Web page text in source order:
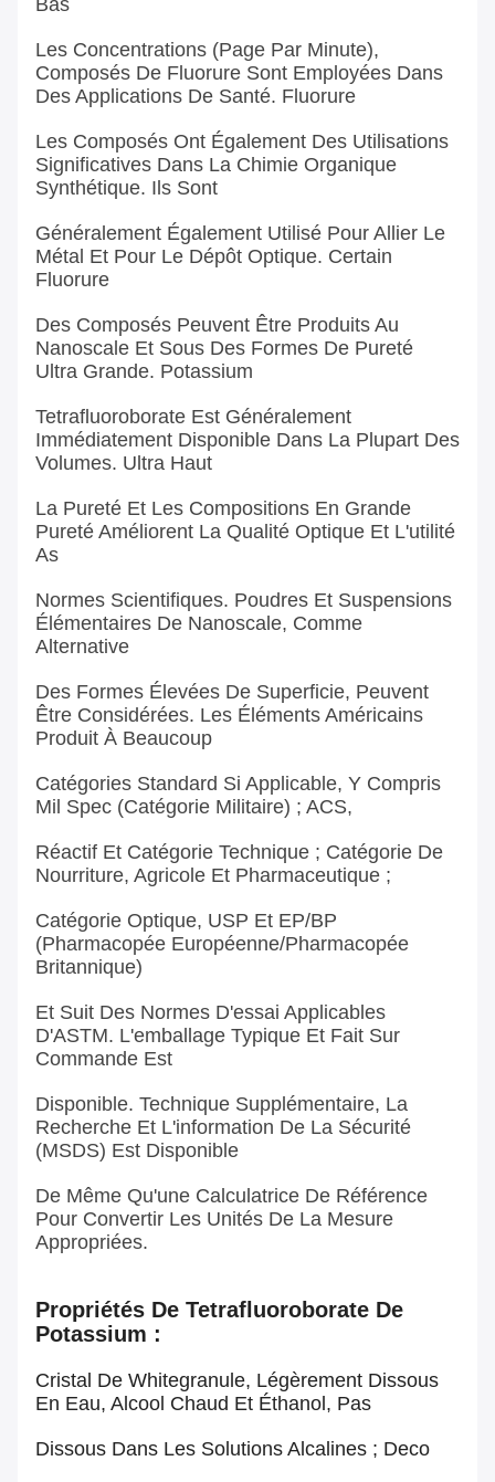
Bas
Les Concentrations (page Par Minute),
Composés De Fluorure Sont Employées Dans
Des Applications De Santé. Fluorure
Les Composés Ont Également Des Utilisations
Significatives Dans La Chimie Organique
Synthétique. Ils Sont
Généralement Également Utilisé Pour Allier Le
Métal Et Pour Le Dépôt Optique. Certain
Fluorure
Des Composés Peuvent Être Produits Au
Nanoscale Et Sous Des Formes De Pureté
Ultra Grande. Potassium
Tetrafluoroborate Est Généralement
Immédiatement Disponible Dans La Plupart Des
Volumes. Ultra Haut
La Pureté Et Les Compositions En Grande
Pureté Améliorent La Qualité Optique Et L'utilité
As
Normes Scientifiques. Poudres Et Suspensions
Élémentaires De Nanoscale, Comme
Alternative
Des Formes Élevées De Superficie, Peuvent
Être Considérées. Les Éléments Américains
Produit À Beaucoup
Catégories Standard Si Applicable, Y Compris
Mil Spec (catégorie Militaire) ; ACS,
Réactif Et Catégorie Technique ; Catégorie De
Nourriture, Agricole Et Pharmaceutique ;
Catégorie Optique, USP Et EP/BP
(pharmacopée Européenne/pharmacopée
Britannique)
Et Suit Des Normes D'essai Applicables
D'ASTM. L'emballage Typique Et Fait Sur
Commande Est
Disponible. Technique Supplémentaire, La
Recherche Et L'information De La Sécurité
(MSDS) Est Disponible
De Même Qu'une Calculatrice De Référence
Pour Convertir Les Unités De La Mesure
Appropriées.
Propriétés De Tetrafluoroborate De
Potassium :
Cristal De Whitegranule, Légèrement Dissous
En Eau, Alcool Chaud Et Éthanol, Pas
Dissous Dans Les Solutions Alcalines ; Deco